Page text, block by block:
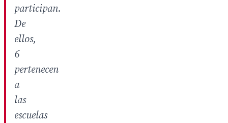
participan.
De
ellos,
6
pertenecen
a
las
escuelas